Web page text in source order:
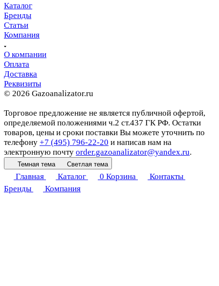
Каталог
Бренды
Статьи
Компания
О компании
Оплата
Доставка
Реквизиты
© 2026 Gazoanalizator.ru
Торговое предложение не является публичной офертой,
определяемой положениями ч.2 ст.437 ГК РФ. Остатки
товаров, цены и сроки поставки Вы можете уточнить по
телефону +7 (495) 796-22-20 и написав нам на
электронную почту order.gazoanalizator@yandex.ru.
Темная тема Светлая тема
Главная Каталог 0 Корзина
Контакты
Бренды
Компания